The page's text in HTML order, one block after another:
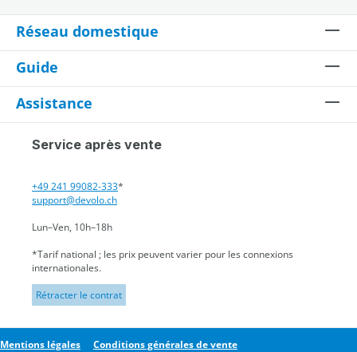
Réseau domestique
Guide
Assistance
Service après vente
+49 241 99082-333*
support@devolo.ch
Lun–Ven, 10h–18h
*Tarif national ; les prix peuvent varier pour les connexions
internationales.
Rétracter le contrat
Mentions légales
Conditions générales de vente